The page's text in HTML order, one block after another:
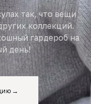
так, что вещи
коллекций.
гардероб на
день!
→